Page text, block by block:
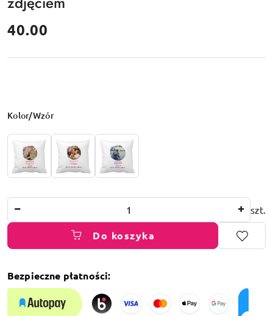
cena:
40.00
Wariant
Kolor/Wzór
szt.
Do koszyka
Bezpieczne płatności: